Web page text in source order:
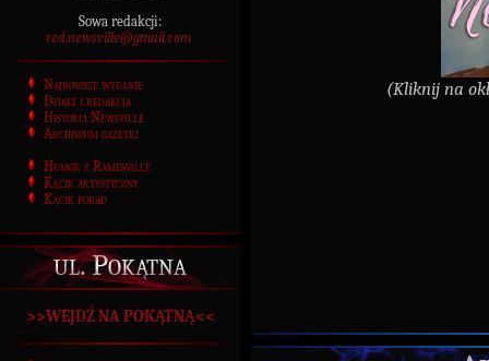
Sowa redakcji:
red.newsville@gmail.com
Najnowsze wydanie
Działy i redakcja
Historia Newsville
Archiwum gazetki
Humor z Ramesville
Kącik artystyczny
Kącik porad
ul. Pokątna
>>WEJDŹ NA POKĄTNĄ<<
(Kliknij na